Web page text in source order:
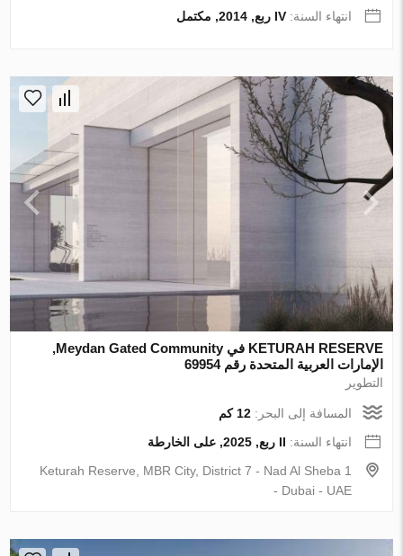
انتهاء السنة:IV ربع, 2014, مكتمل
KETURAH RESERVE في Meydan Gated Community,
الإمارات العربية المتحدة رقم 69954
التطوير
المسافة إلى البحر:12 كم
انتهاء السنة: II ربع, 2025, على الخارطة
Keturah Reserve, MBR City, District 7 - Nad Al Sheba 1
- Dubai - UAE